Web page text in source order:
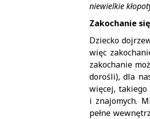
niewielkie
Zakochanie
Dziecko
więc
zakochanie
dorośli), dla
więcej,
i znajomych.
pełne